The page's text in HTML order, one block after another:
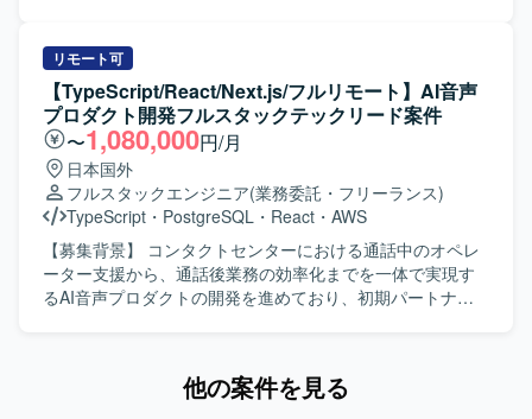
す。プロジェクトにはPM/PLやBPメンバーが複数参画して
おり、フォロー体制の中で製造業向けシステム開発の知見
やスキルを体系的に習得できる環境です。 【開発環境】 フ
ロントエンドはTypeScript（JavaScript）とVue.js、バック
エンドはTypeScript（JavaScript）とNode.jsを用い、デー
タベースにPostgreSQL、インフラにAWSを利用した構成と
なっております。
担当いただきます。 多数のプリセットプロンプトを備えた
Webアプリケーションに対して、お客様の業務特性に合わ
せたカスタマイズや機能拡張を行っていただきます。 お客
様ごとに最適化したWebアプリケーションと自社独自開発
プラグインの連携実装を行い、業務ニーズに即したソリュ
ーションを構築していただきます。 要件調整や技術スタッ
ク選定などの上流工程に参画し、仕様策定から実装、テス
ト、リリース後の改善までを継続的に対応していただきま
す。 【求める人物像】 生成AI技術や最新のWeb技術への関
心が高く、自ら情報収集しながら主体的にキャッチアップ
できる方を求めております。 顧客とのコミュニケーション
調しながら成果物の品質向上に取り組める方を想定してお
リモート可
【TypeScript/React/Next.js/フルリモート】AI音声
プロダクト開発フルスタックテックリード案件
〜1,080,000円/月
日本国外
フルスタックエンジニア(業務委託・フリーランス)
TypeScript ・ PostgreSQL ・ React ・ AWS
【募集背景】 コンタクトセンターにおける通話中のオペレ
ーター支援から、通話後業務の効率化までを一体で実現す
るAI音声プロダクトの開発を進めており、初期パートナー
トエンドとバックエンドを横断して設計・実装を担いなが
他の案件を見る